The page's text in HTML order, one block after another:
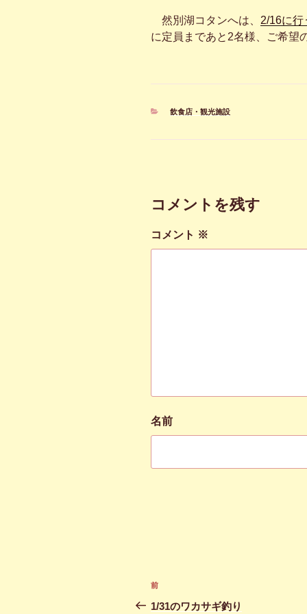
然別湖コタンへは、 2/16に行
に定員まであと2名様、ご希望
カ
飲食店・観光施設
コメントを残す
コメント ※
名前
投
稿
前
の
前
1/31のワカサギ釣り